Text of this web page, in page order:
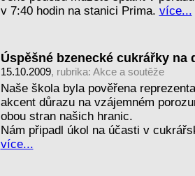
v 7:40 hodin na stanici Prima. více...
Úspěšné bzenecké cukrářky na
15.10.2009, rubrika: Akce a soutěže
Naše škola byla pověřena
akcent důrazu na vzájemném
obou stran našich hranic.
Nám připadl úkol na účasti v
více...